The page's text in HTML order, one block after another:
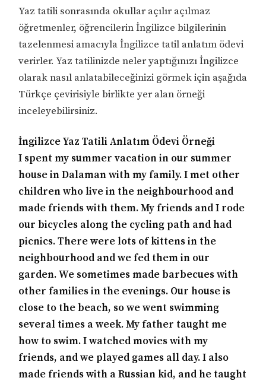
Yaz tatili sonrasında okullar açılır açılmaz
öğretmenler, öğrencilerin İngilizce bilgilerinin
tazelenmesi amacıyla İngilizce tatil anlatım ödevi
verirler. Yaz tatilinizde neler yaptığınızı İngilizce
olarak nasıl anlatabileceğinizi görmek için aşağıda
Türkçe çevirisiyle birlikte yer alan örneği
inceleyebilirsiniz.
İngilizce Yaz Tatili Anlatım Ödevi Örneği
I spent my summer vacation in our summer
house in Dalaman with my family. I met other
children who live in the neighbourhood and
made friends with them. My friends and I rode
our bicycles along the cycling path and had
picnics. There were lots of kittens in the
neighbourhood and we fed them in our
garden. We sometimes made barbecues with
other families in the evenings. Our house is
close to the beach, so we went swimming
several times a week. My father taught me
how to swim. I watched movies with my
friends, and we played games all day. I also
made friends with a Russian kid, and he taught